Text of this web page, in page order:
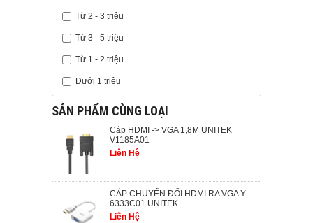
Từ 2 - 3 triệu
Từ 3 - 5 triệu
Từ 1 - 2 triệu
Dưới 1 triệu
SẢN PHẨM CÙNG LOẠI
Cáp HDMI -> VGA 1,8M UNITEK
V1185A01
Liên Hệ
CÁP CHUYỂN ĐỔI HDMI RA VGA Y-
6333C01 UNITEK
Liên Hệ